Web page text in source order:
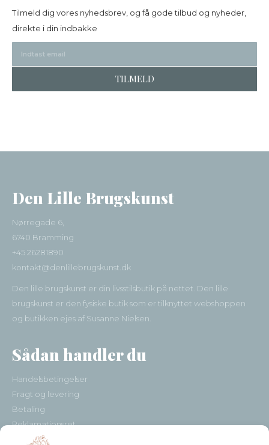
Tilmeld dig vores nyhedsbrev, og få gode tilbud og nyheder,
direkte i din indbakke
Den Lille Brugskunst
Nørregade 6,
6740 Bramming
+45 26281890
kontakt@denlillebrugskunst.dk
Den lille brugskunst er din livsstilsbutik på nettet. Den lille
brugskunst er den fysiske butik som er tilknyttet webshoppen
og butikken ejes af Susanne Nielsen.
Sådan handler du
Handelsbetingelser
Fragt og levering
Betaling
Reklamationsret
Kundeservice